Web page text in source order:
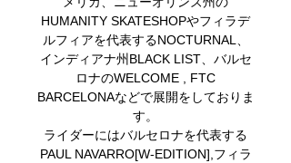
HUMANITY SKATESHOPやフィラデ
ルフィアを代表するNOCTURNAL、
インディアナ州BLACK LIST、バルセ
ロナのWELCOME , FTC
BARCELONAなどで展開をしておりま
す。
ライダーにはバルセロナを代表する
PAUL NAVARRO[W-EDITION],フィラ